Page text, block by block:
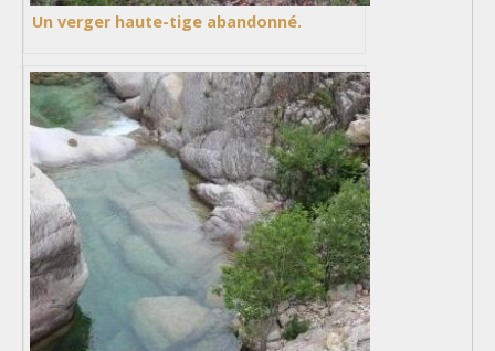
Un verger haute-tige abandonné.